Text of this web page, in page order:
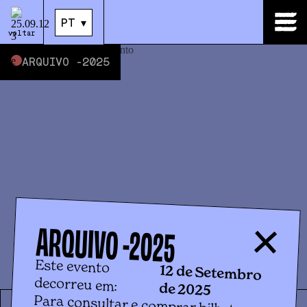
voltar
PT ▾
PT ▾
ARQUIVO -2025
ARQUIVO -2025
Este evento
decorreu em:
12 de Setembro
de 2025